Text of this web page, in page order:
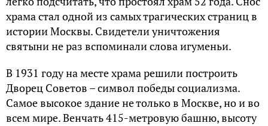
храма стал одной из самых трагических страниц в
истории Москвы. Свидетели уничтожения
святыни не раз вспоминали слова игуменьи.
В 1931 году на месте храма решили построить
Дворец Советов – символ победы социализма.
Самое высокое здание не только в Москве, но и во
всем мире. Венчать 415-метровую башню, высоту